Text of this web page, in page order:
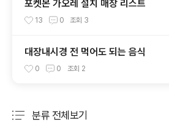
포켓몬 가오레 설치 매장 리스트
13 0 조회 3
대장내시경 전 먹어도 되는 음식
0 0 조회 2
분류 전체보기